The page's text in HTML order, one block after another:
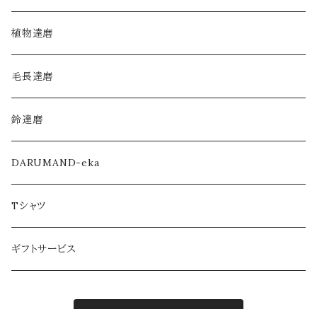
毛長達磨
植物達磨
毛長達磨
鈴達磨
DARUMAND-eka
Tシャツ
ギフトサービス